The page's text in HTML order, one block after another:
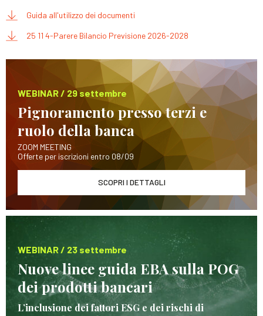
Guida all'utilizzo dei documenti
25 11 4-Parere Bilancio Previsione 2026-2028
WEBINAR / 29 settembre
Pignoramento presso terzi e
ruolo della banca
ZOOM MEETING
Offerte per iscrizioni entro 08/09
SCOPRI I DETTAGLI
WEBINAR / 23 settembre
Nuove linee guida EBA sulla POG
dei prodotti bancari
L’inclusione dei fattori ESG e dei rischi di